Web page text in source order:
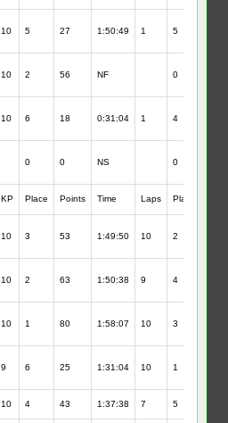
10 5 27 1:50:49 1 5
10 2 56 NF 0
10 6 18 0:31:04 1 4
0 0 NS 0
KP Place Points Time Laps Place
10 3 53 1:49:50 10 2
10 2 63 1:50:38 9 4
10 1 80 1:58:07 10 3
9 6 25 1:31:04 10 1
10 4 43 1:37:38 7 5